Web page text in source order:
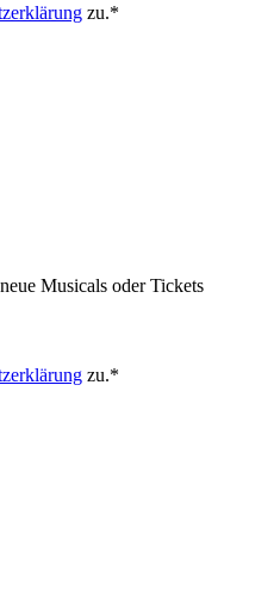
zu.*
Musicals oder Tickets
zu.*